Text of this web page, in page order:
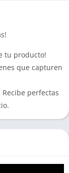
tu producto!
que capturen
Recibe perfectas